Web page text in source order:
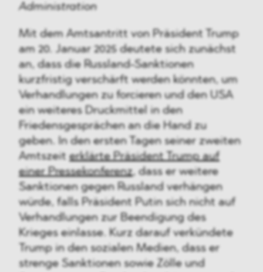
Administration
Mit dem Amtsantritt von Präsident Trump
am 20. Januar 2025 deutete sich zunächst
an, dass die Russland-Sanktionen
kurzfristig verschärft werden könnten, um
Verhandlungen zu forcieren und den USA
ein weiteres Druckmittel in den
Friedensgesprächen an die Hand zu
geben. In den ersten Tagen seiner zweiten
Amtszeiterklärte Präsident Trump auf
einer Pressekonferenz, dass er weitere
Sanktionen gegen Russland verhängen
würde, falls Präsident Putin sich nicht auf
Verhandlungen zur Beendigung des
Krieges einlasse. Kurz darauf verkündete
Trump in den sozialen Medien, dass er
strenge Sanktionen sowie Zölle und